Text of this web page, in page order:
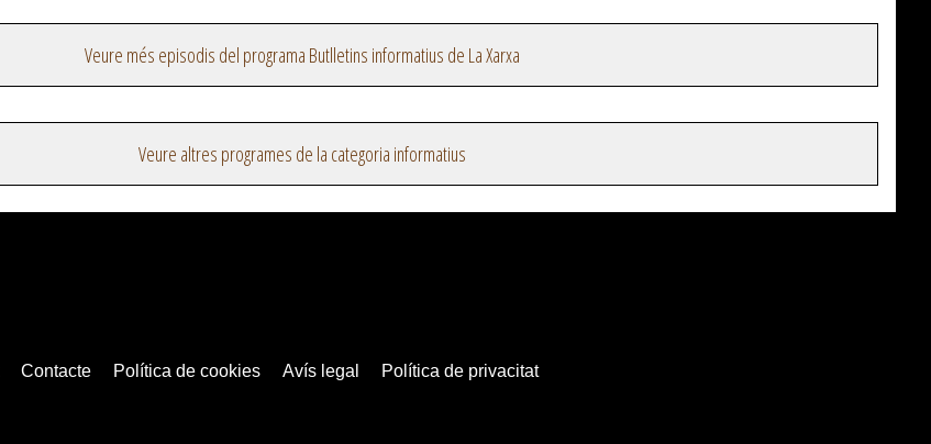
Veure més episodis del programa Butlletins informatius de La Xarxa
Veure altres programes de la categoria informatius
Contacte Política de cookies Avís legal Política de privacitat